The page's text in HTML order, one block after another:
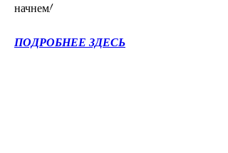
начнем!
ПОДРОБНЕЕ ЗДЕСЬ